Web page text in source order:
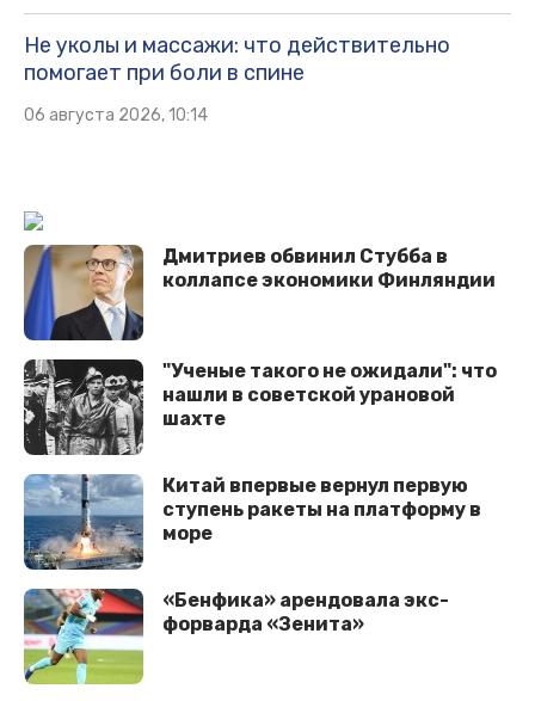
Не уколы и массажи: что действительно
помогает при боли в спине
06 августа 2026, 10:14
Дмитриев обвинил Стубба в
коллапсе экономики Финляндии
"Ученые такого не ожидали": что
нашли в советской урановой
шахте
Китай впервые вернул первую
ступень ракеты на платформу в
море
«Бенфика» арендовала экс-
форварда «Зенита»